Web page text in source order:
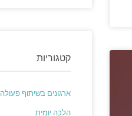
קטגוריות
ארגונים בשיתוף פעולה
הלכה יומית